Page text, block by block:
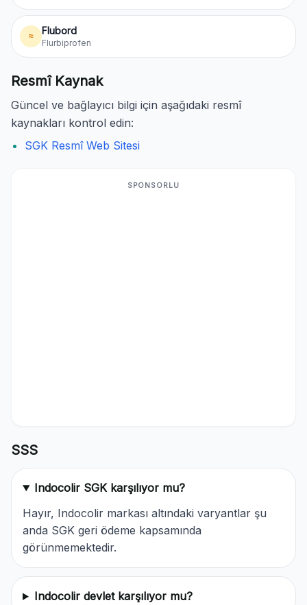
≈ Flubord
Flurbiprofen
Resmî Kaynak
Güncel ve bağlayıcı bilgi için aşağıdaki resmî
kaynakları kontrol edin:
SGK Resmî Web Sitesi
SPONSORLU
SSS
Indocolir SGK karşılıyor mu?
Hayır, Indocolir markası altındaki varyantlar şu
anda SGK geri ödeme kapsamında
görünmemektedir.
Indocolir devlet karşılıyor mu?